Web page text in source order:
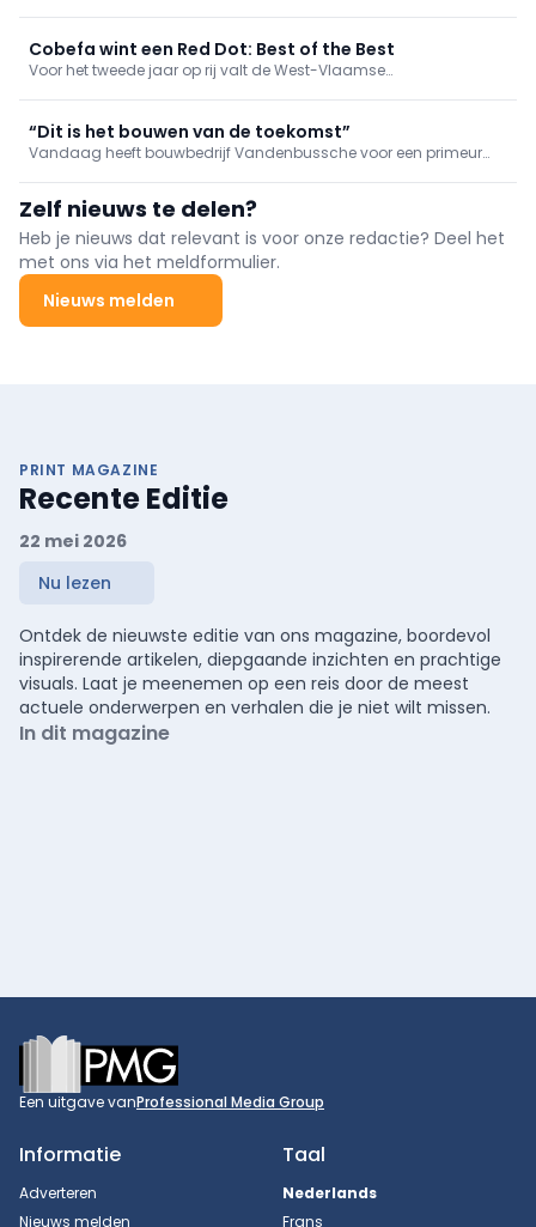
70% in vergelijking met ...
Cobefa wint een Red Dot: Best of the Best
Voor het tweede jaar op rij valt de West-Vlaamse
Best voor Nagare, een vernieuwende lijn esthetisch vormgegeven
gebogen keerwanden.
“Dit is het bouwen van de toekomst”
Vandaag heeft bouwbedrijf Vandenbussche voor een primeur
kan autonoom details van digitale tekeningen...
Zelf nieuws te delen?
Heb je nieuws dat relevant is voor onze redactie? Deel het
met ons via het meldformulier.
Nieuws melden
PRINT MAGAZINE
Recente Editie
22 mei 2026
Nu lezen
Ontdek de nieuwste editie van ons magazine, boordevol
inspirerende artikelen, diepgaande inzichten en prachtige
visuals. Laat je meenemen op een reis door de meest
actuele onderwerpen en verhalen die je niet wilt missen.
In dit magazine
Footer
Een uitgave vanProfessional Media Group
Informatie
Adverteren
Nieuws melden
Taal
Nederlands
Frans